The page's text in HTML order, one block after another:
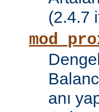
(2.4.7
anı